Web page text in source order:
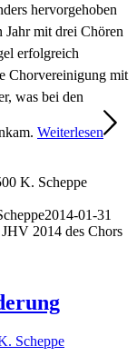
hervorgehoben
Jahr mit drei Chören
erfolgreich
Chorvereinigung mit
was bei den
Weiterlesen
K. Scheppe
2014-01-31
2014 des Chors
Scheppe